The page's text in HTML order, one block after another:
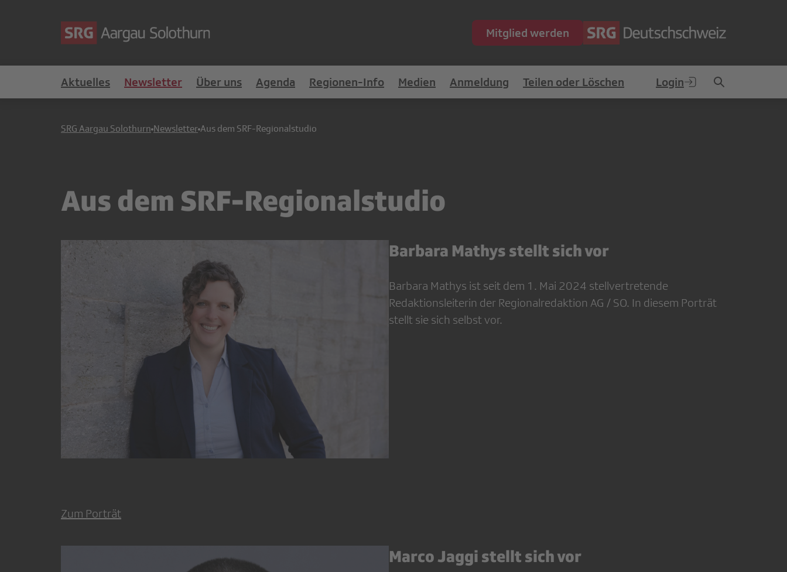
Mitglied werden
Aktuelles Newsletter Über uns Agenda Regionen-Info Medien Anmeldung Teilen oder Löschen Login
SRG Aargau Solothurn Newsletter Aus dem SRF-Regionalstudio
Aus dem SRF-Regionalstudio
Barbara Mathys stellt sich vor
Barbara Mathys ist seit dem 1. Mai 2024 stellvertretende
Redaktionsleiterin der Regionalredaktion AG / SO. In diesem Porträt
stellt sie sich selbst vor.
Zum Porträt
Marco Jaggi stellt sich vor